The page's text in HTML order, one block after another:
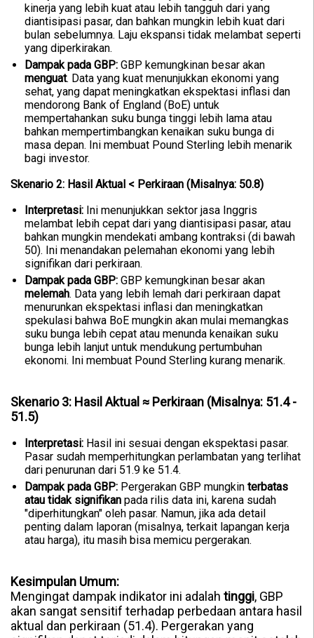
kinerja yang lebih kuat atau lebih tangguh dari yang
diantisipasi pasar, dan bahkan mungkin lebih kuat dari
bulan sebelumnya. Laju ekspansi tidak melambat seperti
yang diperkirakan.
Dampak pada GBP: GBP kemungkinan besar akan
menguat. Data yang kuat menunjukkan ekonomi yang
sehat, yang dapat meningkatkan ekspektasi inflasi dan
mendorong Bank of England (BoE) untuk
mempertahankan suku bunga tinggi lebih lama atau
bahkan mempertimbangkan kenaikan suku bunga di
masa depan. Ini membuat Pound Sterling lebih menarik
bagi investor.
Skenario 2: Hasil Aktual < Perkiraan (Misalnya: 50.8)
Interpretasi: Ini menunjukkan sektor jasa Inggris
melambat lebih cepat dari yang diantisipasi pasar, atau
bahkan mungkin mendekati ambang kontraksi (di bawah
50). Ini menandakan pelemahan ekonomi yang lebih
signifikan dari perkiraan.
Dampak pada GBP: GBP kemungkinan besar akan
melemah. Data yang lebih lemah dari perkiraan dapat
menurunkan ekspektasi inflasi dan meningkatkan
spekulasi bahwa BoE mungkin akan mulai memangkas
suku bunga lebih cepat atau menunda kenaikan suku
bunga lebih lanjut untuk mendukung pertumbuhan
ekonomi. Ini membuat Pound Sterling kurang menarik.
Skenario 3: Hasil Aktual ≈ Perkiraan (Misalnya: 51.4 -
51.5)
Interpretasi: Hasil ini sesuai dengan ekspektasi pasar.
Pasar sudah memperhitungkan perlambatan yang terlihat
dari penurunan dari 51.9 ke 51.4.
Dampak pada GBP: Pergerakan GBP mungkin terbatas
atau tidak signifikan pada rilis data ini, karena sudah
"diperhitungkan" oleh pasar. Namun, jika ada detail
penting dalam laporan (misalnya, terkait lapangan kerja
atau harga), itu masih bisa memicu pergerakan.
Kesimpulan Umum:
Mengingat dampak indikator ini adalah tinggi, GBP
akan sangat sensitif terhadap perbedaan antara hasil
aktual dan perkiraan (51.4). Pergerakan yang